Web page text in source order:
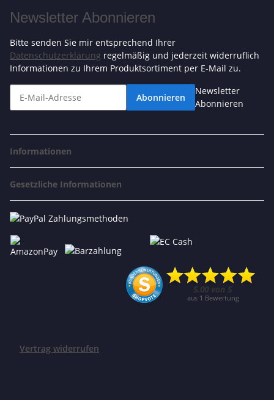
Newsletter Abonnieren
Bitte senden Sie mir entsprechend Ihrer
Datenschutzerklärung regelmäßig und jederzeit widerruflich
Informationen zu Ihrem Produktsortiment per E-Mail zu.
Abonnieren
Newsletter
Abonnieren
Informationen
Gesetzliche Informationen
Vertrag widerrufen